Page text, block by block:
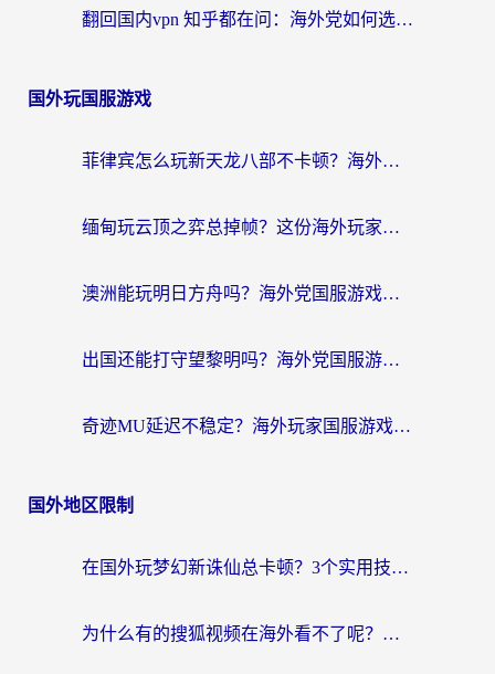
翻回国内vpn 知乎都在问：海外党如何选对加速器，无缝刷剧打游戏？
国外玩国服游戏
菲律宾怎么玩新天龙八部不卡顿？海外党国服游戏加速器终极指南（附欧洲国外玩家实测）
缅甸玩云顶之弈总掉帧？这份海外玩家专属加速器攻略帮你上分
澳洲能玩明日方舟吗？海外党国服游戏畅玩终极指南（附实用加速器选择技巧）
出国还能打守望黎明吗？海外党国服游戏不卡顿的终极解法
奇迹MU延迟不稳定？海外玩家国服游戏加速器终极指南：从卡顿到丝滑的秘密
国外地区限制
在国外玩梦幻新诛仙总卡顿？3个实用技巧解决海外党痛点（附回国加速器选择指南）
为什么有的搜狐视频在海外看不了呢？留学生亲测有效的回国加速攻略